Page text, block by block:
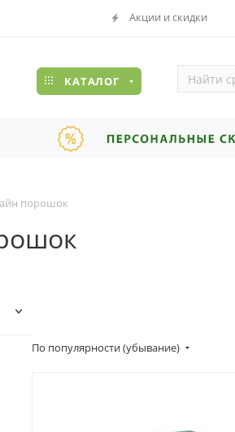
Акции и скидки
КАТАЛОГ
порошок
По популярности (убывание)